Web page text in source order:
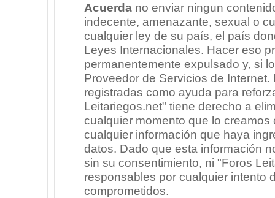
Acuerdano enviar ningun
indecente, amenazante, sexual o
cualquier ley de su país, el país
Leyes Internacionales. Hacer eso
permanentemente expulsado y, si
Proveedor de Servicios de
registradas como ayuda para
Leitariegos.net" tiene derecho a
cualquier momento que lo
cualquier información que haya
datos. Dado que esta información
sin su consentimiento, ni "Foros
responsables por cualquier intento
comprometidos.